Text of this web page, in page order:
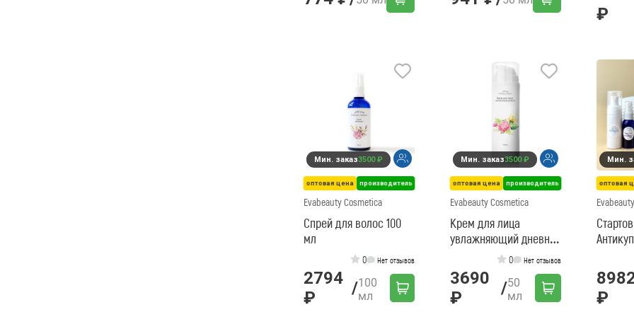
₽
Мин. заказ3500 ₽
оптовая цена производитель
Evabeauty Cosmetica
Спрей для волос 100
мл
0 Нет отзывов
2794
₽
/100
мл
Мин. заказ3500 ₽
оптовая цена производитель
Evabeauty Cosmetica
Крем для лица
увлажняющий дневной
0 Нет отзывов
3690
₽
/50
мл
Мин.
оптовая
₽